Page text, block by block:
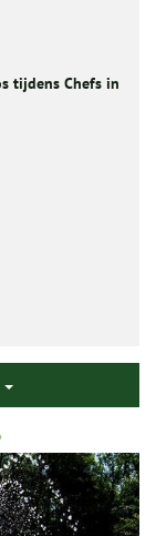
tijdens Chefs in